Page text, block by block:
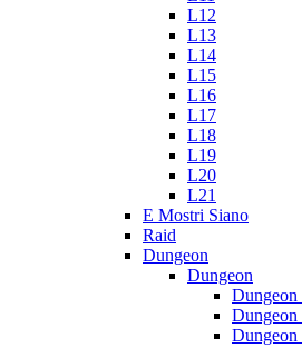
L12
L13
L14
L15
L16
L17
L18
L19
L20
L21
E Mostri Siano
Raid
Dungeon
Dungeon
Dungeon
Dungeon
Dungeon